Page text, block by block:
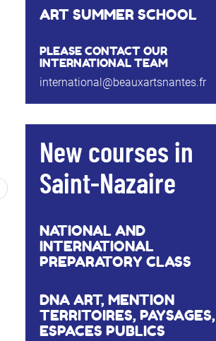
ART SUMMER SCHOOL
PLEASE CONTACT OUR
INTERNATIONAL TEAM
international@beauxartsnantes.fr
New courses in
Saint-Nazaire
NATIONAL AND
INTERNATIONAL
PREPARATORY CLASS
DNA ART, MENTION
TERRITOIRES, PAYSAGES,
ESPACES PUBLICS